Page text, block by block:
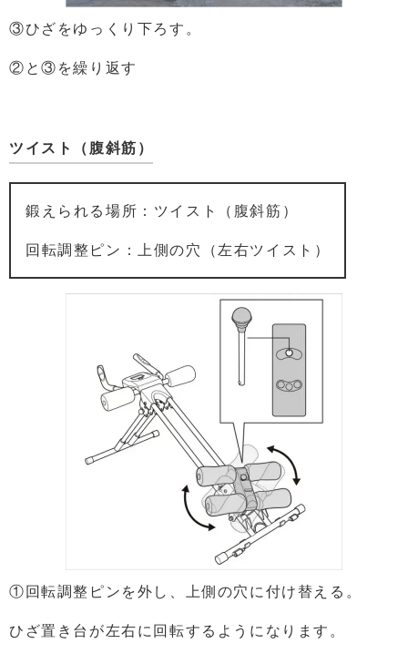
③ひざをゆっくり下ろす。
②と③を繰り返す
ツイスト（腹斜筋）
鍛えられる場所：ツイスト（腹斜筋）
回転調整ピン：上側の穴（左右ツイスト）
①回転調整ピンを外し、上側の穴に付け替える。
ひざ置き台が左右に回転するようになります。